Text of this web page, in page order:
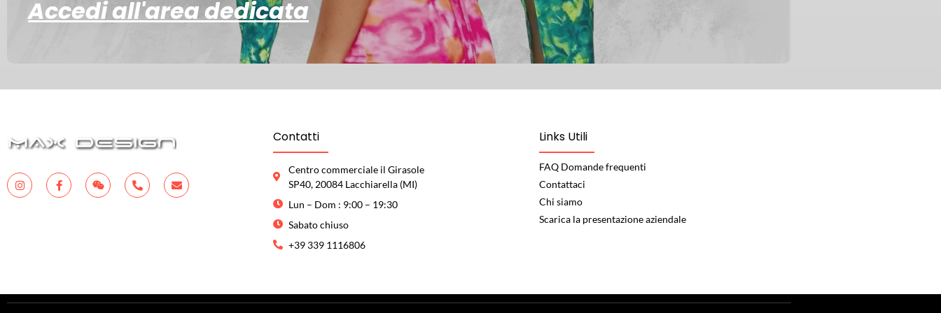
Accedi all'area dedicata
Contatti
Centro commerciale il Girasole
SP40, 20084 Lacchiarella (MI)
Lun – Dom : 9:00 – 19:30
Sabato chiuso
+39 339 1116806
Links Utili
FAQ Domande frequenti
Contattaci
Chi siamo
Scarica la presentazione aziendale